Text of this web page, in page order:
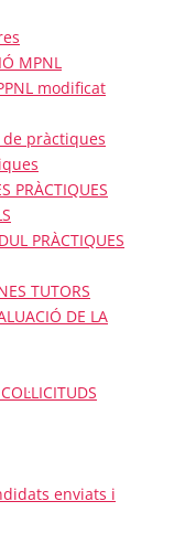
MPNL
modificat
pràctiques
PRÀCTIQUES
PRÀCTIQUES
TUTORS
DE LA
enviats i